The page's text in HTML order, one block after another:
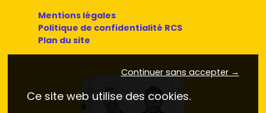
Mentions légales
Politique de confidentialité RCS
Plan du site
Continuer sans accepter →
Ce site web utilise des cookies.